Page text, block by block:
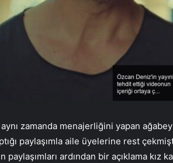
zamanda menajerliğini yapan
paylaşımla aile üyelerine rest
paylaşımları ardından bir açıklama kız